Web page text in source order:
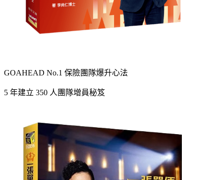
GOAHEAD No.1 保險團隊爆升心法
5 年建立 350 人團隊增員秘笈